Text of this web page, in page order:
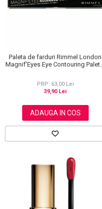
Paleta de farduri Rimmel London
Magnif'Eyes Eye Contouring Palette
PRP: 63,00 Lei
39,90 Lei
ADAUGA IN COS